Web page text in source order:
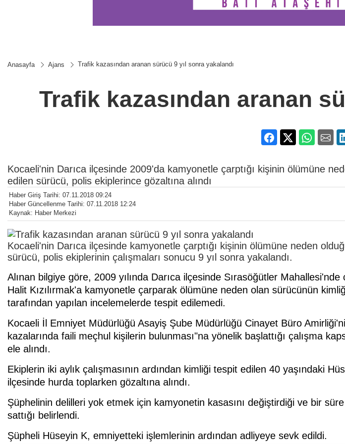
Anasayfa Ajans Trafik kazasından aranan sürücü 9 yıl sonra yakalandı
Trafik kazasından aranan
Kocaeli'nin Darıca ilçesinde 2009'da kamyonetle çarptığı kişinin ölümüne
edilen sürücü, polis ekiplerince gözaltına alındı
Haber Giriş Tarihi: 07.11.2018 09:24
Haber Güncellenme Tarihi: 07.11.2018 12:24
Kaynak: Haber Merkezi
Kocaeli'nin Darıca ilçesinde kamyonetle çarptığı kişinin ölümüne neden
sürücü, polis ekiplerinin çalışmaları sonucu 9 yıl sonra yakalandı.
Alınan bilgiye göre, 2009 yılında Darıca ilçesinde Sırasöğütler
Halit Kızılırmak'a kamyonetle çarparak ölümüne neden olan sürücünün
tarafından yapılan incelemelerde tespit edilemedi.
Kocaeli İl Emniyet Müdürlüğü Asayiş Şube Müdürlüğü Cinayet Büro
kazalarında faili meçhul kişilerin bulunması"na yönelik başlattığı çalışma
ele alındı.
Ekiplerin iki aylık çalışmasının ardından kimliği tespit edilen 40 yaşındaki
ilçesinde hurda toplarken gözaltına alındı.
Şüphelinin delilleri yok etmek için kamyonetin kasasını değiştirdiği ve bir
sattığı belirlendi.
Şüpheli Hüseyin K, emniyetteki işlemlerinin ardından adliyeye sevk edildi.